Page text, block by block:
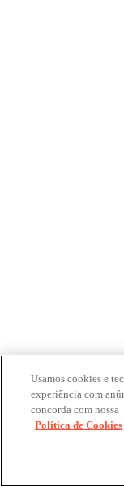
Usamos cookies e
experiência com
concorda com nossa
Política de Cookies